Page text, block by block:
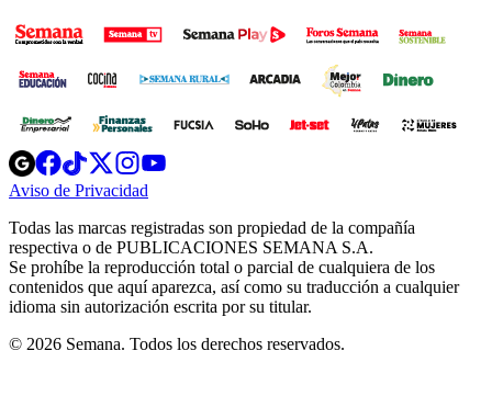
Opens
in
new
Opens
in
new
Opens
in
new
window
Opens
new
windowwindow
Aviso de Privacidad
new
window
Todas las marcas registradas son propiedad de la compañía
respectiva o de PUBLICACIONES SEMANA S.A.
Se prohíbe la reproducción total o parcial de cualquiera de los
contenidos que aquí aparezca, así como su traducción a cualquier
idioma sin autorización escrita por su titular.
© 2026 Semana. Todos los derechos reservados.